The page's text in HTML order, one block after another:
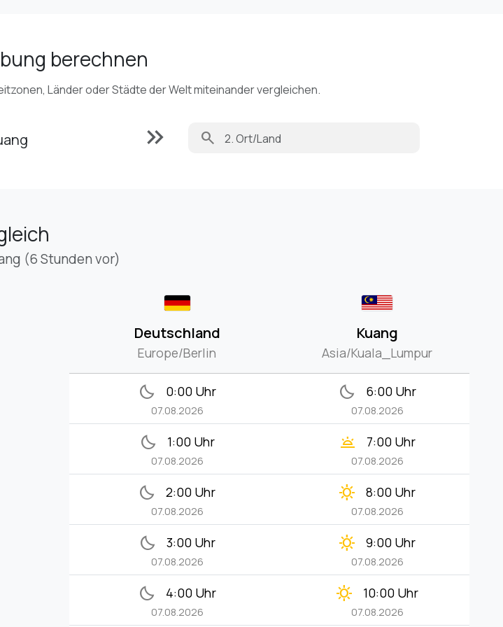
berechnen
Länder oder Städte der Welt miteinander vergleichen.
keyboard_double_arrow_right search
(6 Stunden vor)
Deutschland
Europe/Berlin
Kuang
Asia/Kuala_Lumpur
bedtime 0:00 Uhr
07.08.2026
bedtime 6:00 Uhr
07.08.2026
bedtime 1:00 Uhr
07.08.2026
wb_twilight 7:00 Uhr
07.08.2026
bedtime 2:00 Uhr
07.08.2026
clear_day 8:00 Uhr
07.08.2026
bedtime 3:00 Uhr
07.08.2026
clear_day 9:00 Uhr
07.08.2026
bedtime 4:00 Uhr
07.08.2026
clear_day 10:00 Uhr
07.08.2026